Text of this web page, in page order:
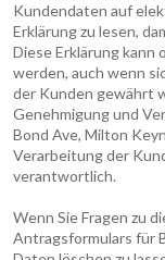
Kundendaten auf
Erklärung zu lesen,
Diese Erklärung kann
werden, auch wenn
der Kunden gewährt
Genehmigung und
Bond Ave, Milton
Verarbeitung der
verantwortlich.
Wenn Sie Fragen zu
Antragsformulars für